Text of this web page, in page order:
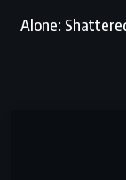
Alone: